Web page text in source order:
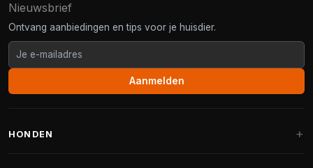
Nieuwsbrief
Ontvang aanbiedingen en tips voor je huisdier.
Aanmelden
HONDEN